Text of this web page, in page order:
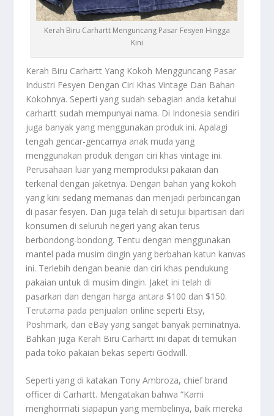
Kerah Biru Carhartt Menguncang Pasar Fesyen Hingga
Kini
Kerah Biru Carhartt Yang Kokoh Mengguncang Pasar
Industri Fesyen Dengan Ciri Khas Vintage Dan Bahan
Kokohnya. Seperti yang sudah sebagian anda ketahui
carhartt sudah mempunyai nama. Di Indonesia sendiri
juga banyak yang menggunakan produk ini. Apalagi
tengah gencar-gencarnya anak muda yang
menggunakan produk dengan ciri khas vintage ini.
Perusahaan luar yang memproduksi pakaian dan
terkenal dengan jaketnya. Dengan bahan yang kokoh
yang kini sedang memanas dan menjadi perbincangan
di pasar fesyen. Dan juga telah di setujui bipartisan dari
konsumen di seluruh negeri yang akan terus
berbondong-bondong. Tentu dengan menggunakan
mantel pada musim dingin yang berbahan katun kanvas
ini. Terlebih dengan beanie dan ciri khas pendukung
pakaian untuk di musim dingin. Jaket ini telah di
pasarkan dan dengan harga antara $100 dan $150.
Terutama pada penjualan online seperti Etsy,
Poshmark, dan eBay yang sangat banyak peminatnya.
Bahkan juga Kerah Biru Carhartt ini dapat di temukan
pada toko pakaian bekas seperti Godwill.
Seperti yang di katakan Tony Ambroza, chief brand
officer di Carhartt. Mengatakan bahwa “Kami
menghormati siapapun yang membelinya, baik mereka